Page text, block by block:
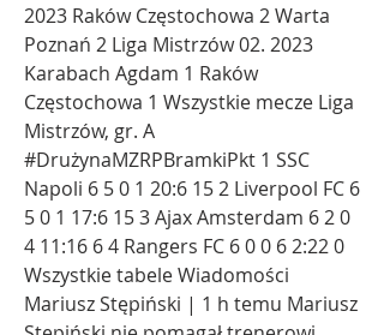
2023 Raków Częstochowa 2 Warta
Poznań 2 Liga Mistrzów 02. 2023
Karabach Agdam 1 Raków
Częstochowa 1 Wszystkie mecze Liga
Mistrzów, gr. A
#DrużynaMZRPBramkiPkt 1 SSC
Napoli 6 5 0 1 20:6 15 2 Liverpool FC 6
5 0 1 17:6 15 3 Ajax Amsterdam 6 2 0
4 11:16 6 4 Rangers FC 6 0 0 6 2:22 0
Wszystkie tabele Wiadomości
Mariusz Stępiński | 1 h temu Mariusz